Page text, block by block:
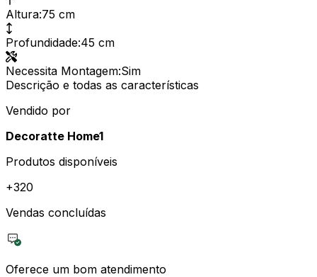
Altura:75 cm
Profundidade:45 cm
Necessita Montagem:Sim
Descrição e todas as características
Vendido por
Decoratte Home1
Produtos disponíveis
+320
Vendas concluídas
Oferece um bom atendimento